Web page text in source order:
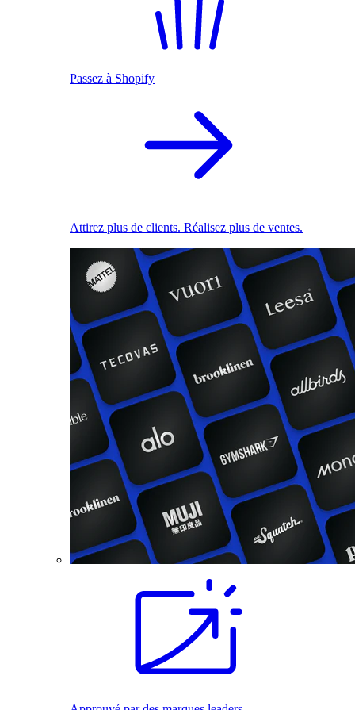
Passez à Shopify
Attirez plus de clients. Réalisez plus de ventes.